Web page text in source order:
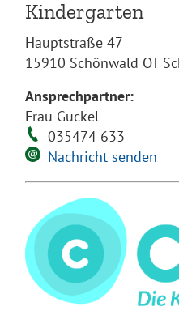
Kindergarten
Hauptstraße 47
15910 Schönwald OT
Ansprechpartner:
Frau Guckel
035474 633
Nachricht senden